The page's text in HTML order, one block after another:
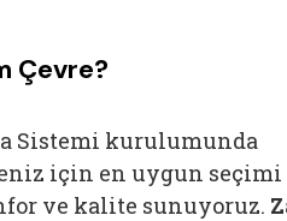
Çevre?
Sistemi kurulumunda
için en uygun seçimi
ve kalite sunuyoruz.